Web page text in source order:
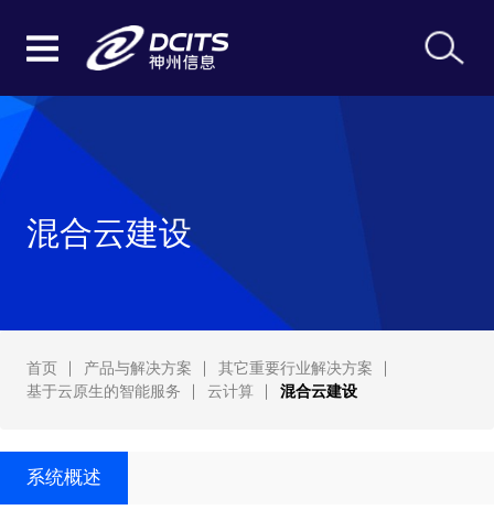
混合云建设
首页 产品与解决方案
其它重要行业解决方案
基于云原生的智能服务
云计算 混合云建设
系统概述